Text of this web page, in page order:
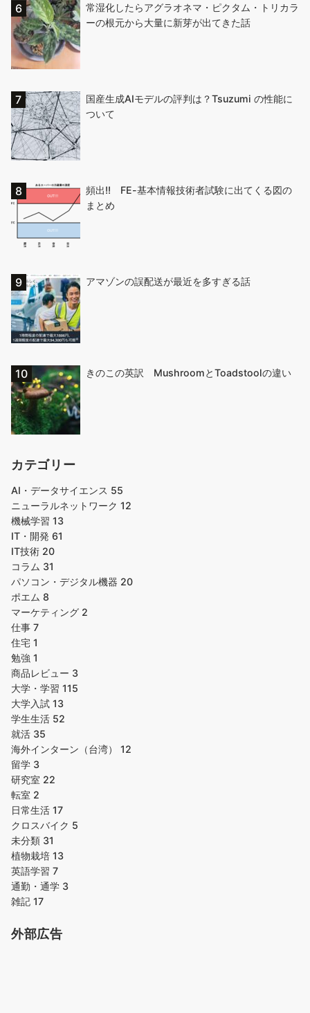
常湿化したらアグラオネマ・ピクタム・トリカラ
ーの根元から大量に新芽が出てきた話
国産生成AIモデルの評判は？Tsuzumi の性能に
ついて
頻出!! FE-基本情報技術者試験に出てくる図の
まとめ
アマゾンの誤配送が最近を多すぎる話
きのこの英訳 MushroomとToadstoolの違い
カテゴリー
AI・データサイエンス 55
ニューラルネットワーク 12
機械学習 13
IT・開発 61
IT技術 20
コラム 31
パソコン・デジタル機器 20
ポエム 8
マーケティング 2
仕事 7
住宅 1
勉強 1
商品レビュー 3
大学・学習 115
大学入試 13
学生生活 52
就活 35
海外インターン（台湾） 12
留学 3
研究室 22
転室 2
日常生活 17
クロスバイク 5
未分類 31
植物栽培 13
英語学習 7
通勤・通学 3
雑記 17
外部広告